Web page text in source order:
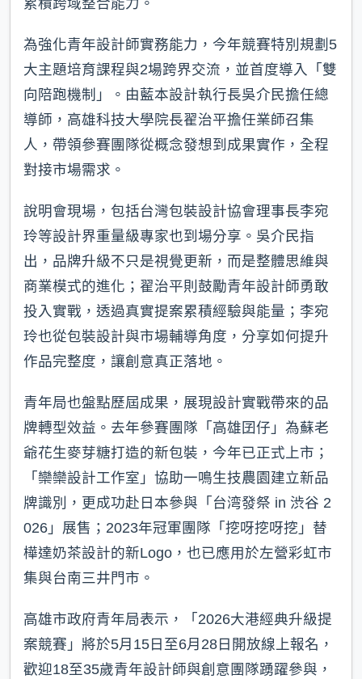
累積跨域整合能力。
為強化青年設計師實務能力，今年競賽特別規劃5
大主題培育課程與2場跨界交流，並首度導入「雙
向陪跑機制」。由藍本設計執行長吳介民擔任總
導師，高雄科技大學院長翟治平擔任業師召集
人，帶領參賽團隊從概念發想到成果實作，全程
對接市場需求。
說明會現場，包括台灣包裝設計協會理事長李宛
玲等設計界重量級專家也到場分享。吳介民指
出，品牌升級不只是視覺更新，而是整體思維與
商業模式的進化；翟治平則鼓勵青年設計師勇敢
投入實戰，透過真實提案累積經驗與能量；李宛
玲也從包裝設計與市場輔導角度，分享如何提升
作品完整度，讓創意真正落地。
青年局也盤點歷屆成果，展現設計實戰帶來的品
牌轉型效益。去年參賽團隊「高雄囝仔」為蘇老
爺花生麥芽糖打造的新包裝，今年已正式上市；
「欒欒設計工作室」協助一鳴生技農園建立新品
牌識別，更成功赴日本參與「台湾發祭 in 渋谷 2
026」展售；2023年冠軍團隊「挖呀挖呀挖」替
樺達奶茶設計的新Logo，也已應用於左營彩虹市
集與台南三井門市。
高雄市政府青年局表示，「2026大港經典升級提
案競賽」將於5月15日至6月28日開放線上報名，
歡迎18至35歲青年設計師與創意團隊踴躍參與，